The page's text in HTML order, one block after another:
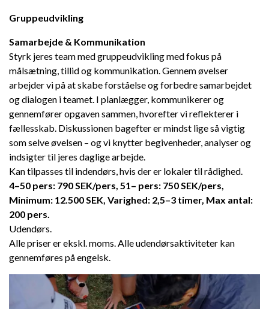
Gruppeudvikling
Samarbejde & Kommunikation
Styrk jeres team med gruppeudvikling med fokus på
målsætning, tillid og kommunikation. Gennem øvelser
arbejder vi på at skabe forståelse og forbedre samarbejdet
og dialogen i teamet. I planlægger, kommunikerer og
gennemfører opgaven sammen, hvorefter vi reflekterer i
fællesskab. Diskussionen bagefter er mindst lige så vigtig
som selve øvelsen – og vi knytter begivenheder, analyser og
indsigter til jeres daglige arbejde.
Kan tilpasses til indendørs, hvis der er lokaler til rådighed.
4–50 pers: 790 SEK/pers, 51– pers: 750 SEK/pers,
Minimum: 12.500 SEK, Varighed: 2,5–3 timer, Max antal:
200 pers.
Udendørs.
Alle priser er ekskl. moms. Alle udendørsaktiviteter kan
gennemføres på engelsk.